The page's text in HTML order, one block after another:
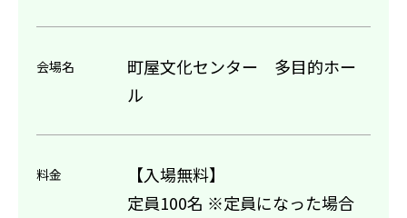
会場名
町屋文化センター 多目的ホー
ル
料金
【入場無料】
定員100名 ※定員になった場合